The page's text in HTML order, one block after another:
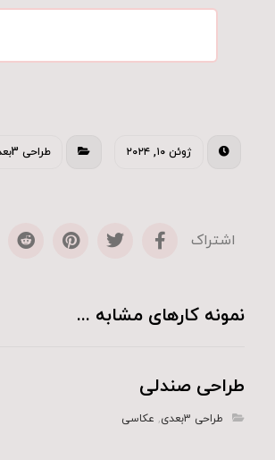
ژوئن ۱۰, ۲۰۲۴ طراحی 3بعدی
نمونه کارهای مشابه ...
طراحی صندلی
طراحی 3بعدی , عکاسی